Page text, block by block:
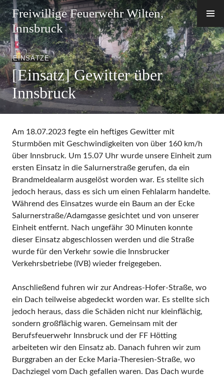
Zum
Inhalt
springen
Freiwillige Feuerwehr Wilten,
Innsbruck
EINSÄTZE
[Einsatz] Gewitter über
Innsbruck
Am 18.07.2023 fegte ein heftiges Gewitter mit
Sturmböen mit Geschwindigkeiten von über 160 km/h
über Innsbruck. Um 15.07 Uhr wurde unsere Einheit zum
ersten Einsatz in die Salurnerstraße gerufen, da ein
Brandmeldealarm ausgelöst worden war. Es stellte sich
jedoch heraus, dass es sich um einen Fehlalarm handelte.
Während des Einsatzes wurde ein Baum an der Ecke
Salurnerstraße/Adamgasse gesichtet und von unserer
Einheit entfernt. Nach ungefähr 30 Minuten konnte
dieser Einsatz abgeschlossen werden und die Straße
wurde für den Verkehr sowie die Innsbrucker
Verkehrsbetriebe (IVB) wieder freigegeben.
Anschließend fuhren wir zur Andreas-Hofer-Straße, wo
ein Dach teilweise abgedeckt worden war. Es stellte sich
jedoch heraus, dass die Schäden nicht nur kleinflächig,
sondern großflächig waren. Gemeinsam mit der
Berufsfeuerwehr Innsbruck und der FF Hötting
arbeiteten wir den Einsatz ab. Danach fuhren wir zum
Burggraben an der Ecke Maria-Theresien-Straße, wo
Dachziegel vom Dach gefallen waren. Das Dach wurde